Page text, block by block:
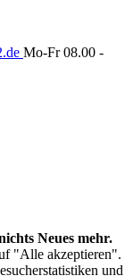
Mo-Fr 08.00 -
Neues mehr.
"Alle akzeptieren".
und